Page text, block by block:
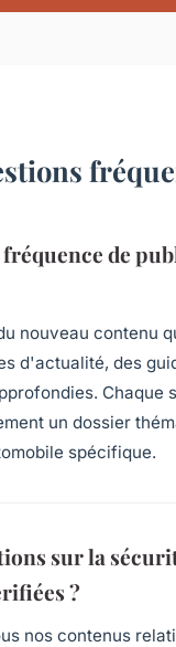
de
nouveau contenu
d'actualité, des
Chaque
un dossier
spécifique.
sur la
?
nos contenus